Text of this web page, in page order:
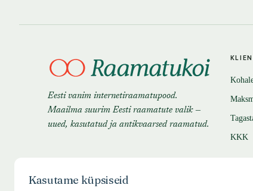
Eesti vanim internetiraamatupood.
Maailma suurim Eesti raamatute valik —
uued, kasutatud ja antikvaarsed raamatud.
KKK
Kasutame küpsiseid